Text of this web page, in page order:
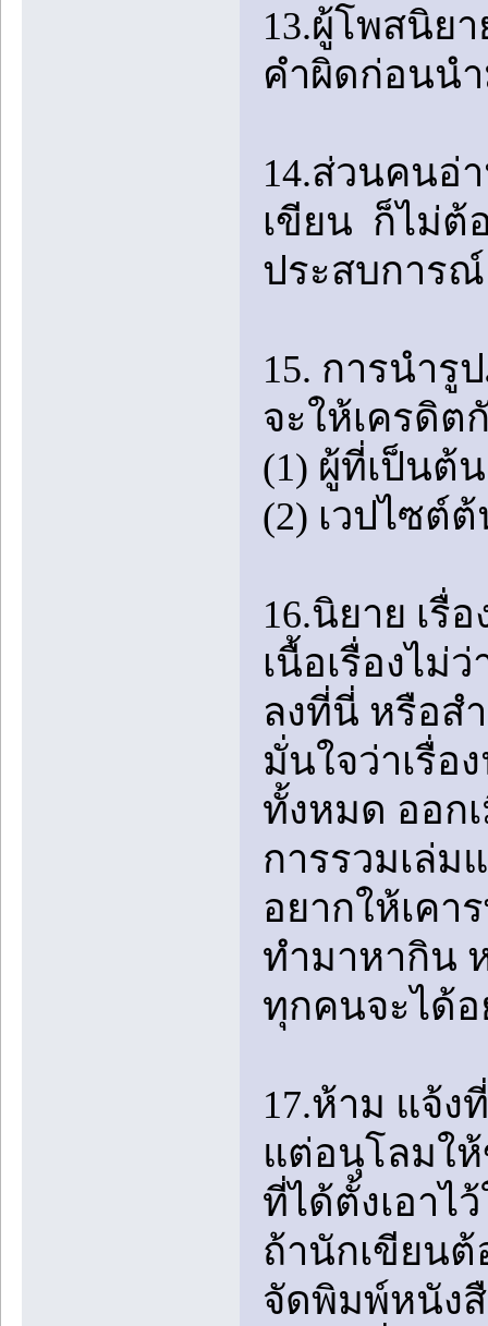
13.ผู้โพสนิย
คำผิดก่อนน
14.ส่วนคนอ่
เขียน ก็ไม่ต้
ประสบการ
15. การนำรู
จะให้เครดิต
(1) ผู้ที่เป็นต้
(2) เวปไซต์
16.นิยาย เรื่
เนื้อเรื่องไม่
ลงที่นี่ หรือส
มั่นใจว่าเรื่อ
ทั้งหมด ออก
การรวมเล่ม
อยากให้เคา
ทำมาหากิน
ทุกคนจะได้
17.ห้าม แจ้ง
แต่อนุโลมให้
ที่ได้ตั้งเอา
ถ้านักเขียนต้
จัดพิมพ์หนัง